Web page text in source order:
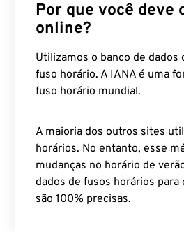
Por que você deve
online?
Utilizamos o banco de dados
fuso horário. A IANA é uma
fuso horário mundial.
A maioria dos outros sites
horários. No entanto, esse
mudanças no horário de
dados de fusos horários
são 100% precisas.